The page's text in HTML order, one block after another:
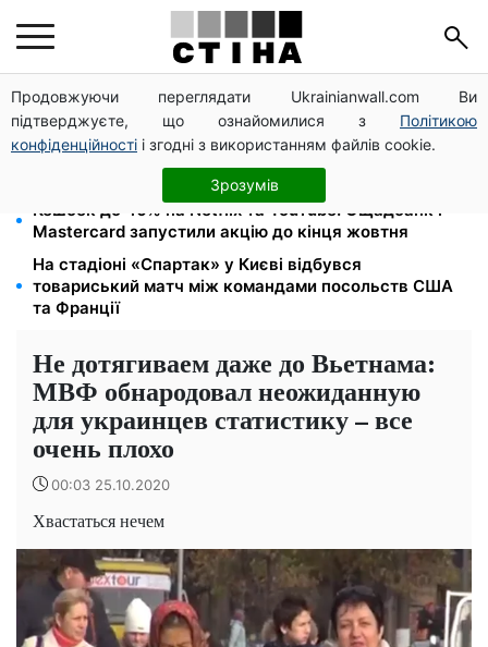
Продовжуючи переглядати Ukrainianwall.com Ви
підтверджуєте, що ознайомилися з Політикою
конфіденційності і згодні з використанням файлів cookie.
Зрозумів
Міст Метро частково перекриють 7-10 серпня:
водіям Києва радять планувати об'їзд
Працюєте повний день — отримуйте єЯсла: ПФУ
пояснив умови допомоги на дитину 1-3 роки
Кешбек до 40% на Netflix та YouTube: Ощадбанк і
Mastercard запустили акцію до кінця жовтня
На стадіоні «Спартак» у Києві відбувся
товариський матч між командами посольств США
та Франції
Не дотягиваем даже до Вьетнама:
МВФ обнародовал неожиданную
для украинцев статистику – все
очень плохо
00:03 25.10.2020
Хвастаться нечем